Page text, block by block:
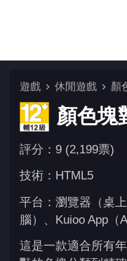
遊戲 休閒遊戲 顏
顏色塊
評分：9 (2,199票)
技術：HTML5
平台：瀏覽器（桌
腦）、Kuioo App（
這是一款適合所有